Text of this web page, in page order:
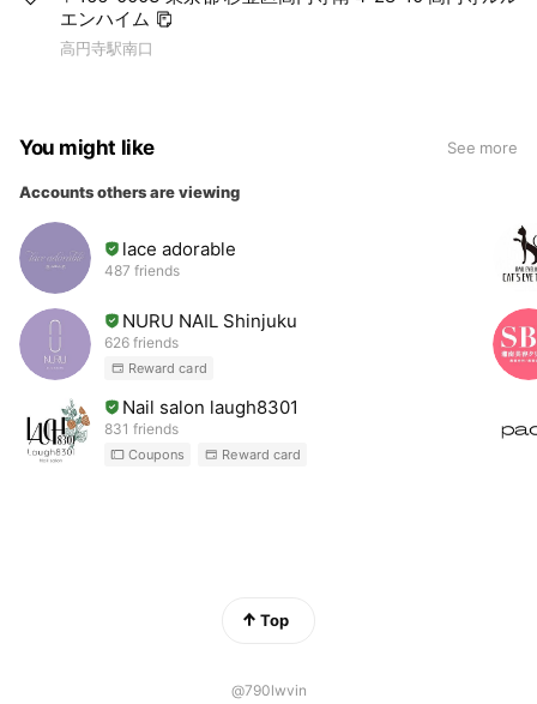
エンハイム
高円寺駅南口
You might like See more
Accounts others are viewing
lace adorable
487 friends
NURU NAIL Shinjuku
626 friends
Reward card
Nail salon laugh8301
831 friends
Coupons Reward card
Top
@790lwvin